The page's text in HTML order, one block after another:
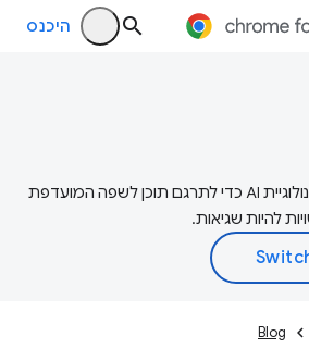
היכנס
‫Google משתמשת בטכנולוגיית AI כדי לתרגם תוכן לשפה המועדפת
להיות שגיאות.
Blog